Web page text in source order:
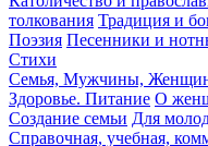
толкования Традиция и
Поэзия Песенники и
Стихи
Семья, Мужчины,
Здоровье. Питание О
Создание семьи Для
Справочная, учебная,